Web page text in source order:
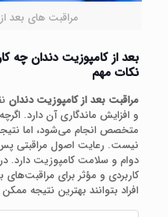
مراقبت‌ های بعد
بعد از کامپوزیت دندان چه
نکات مهم
مراقبت بعد از کامپوزیت دندان
و افزایش ماندگاری آن دارد.
متخصص انجام می‌شود، اما
نیست. رعایت اصول مراقبتی پس
دوام و سلامت کامپوزیت دارد.
کاربردی و مؤثر برای مراقبت‌های
افراد بتوانند بهترین نتیجه